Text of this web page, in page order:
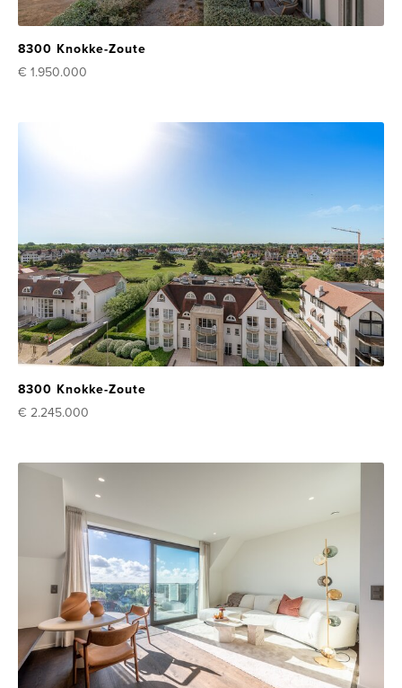
8300 Knokke-Zoute
€ 1.950.000
8300 Knokke-Zoute
€ 2.245.000